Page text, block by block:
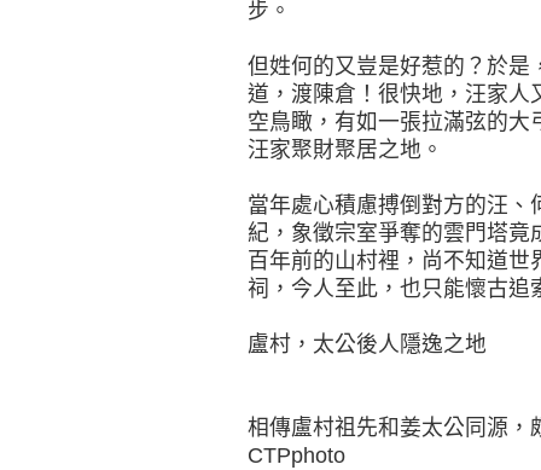
步。
但姓何的又豈是好惹的？於是
道，渡陳倉！很快地，汪家人
空鳥瞰，有如一張拉滿弦的
汪家聚財聚居之地。
當年處心積慮搏倒對方的汪
紀，象徵宗室爭奪的雲門塔
百年前的山村裡，尚不知道
祠，今人至此，也只能懷古追
盧村，太公後人隱逸之地
相傳盧村祖先和姜太公同源，
CTPphoto